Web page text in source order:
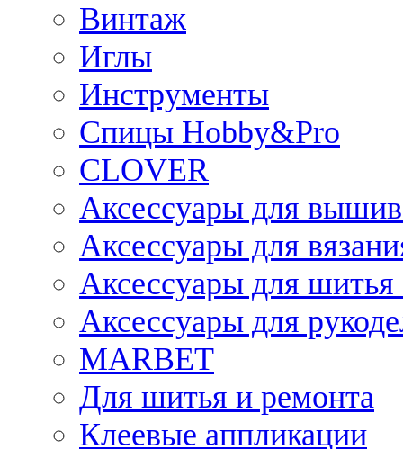
Винтаж
Иглы
Инструменты
Спицы Hobby&Pro
CLOVER
Аксессуары для
Аксессуары для
Аксессуары для
Аксессуары для
MARBET
Для шитья и ремонта
Клеевые аппликации